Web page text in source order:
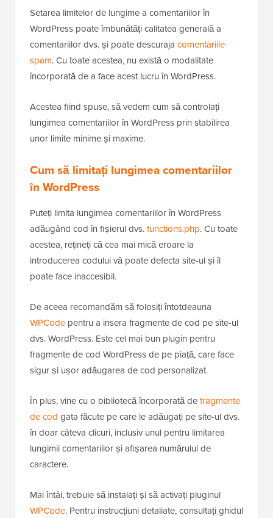
Setarea limitelor de lungime a comentariilor în
WordPress poate îmbunătăți calitatea generală a
comentariilor dvs. și poate descuraja comentariile
spam. Cu toate acestea, nu există o modalitate
încorporată de a face acest lucru în WordPress.
Acestea fiind spuse, să vedem cum să controlați
lungimea comentariilor în WordPress prin stabilirea
unor limite minime și maxime.
Cum să limitați lungimea comentariilor
în WordPress
Puteți limita lungimea comentariilor în WordPress
adăugând cod în fișierul dvs.functions.php. Cu toate
acestea, rețineți că cea mai mică eroare la
introducerea codului vă poate defecta site-ul și îl
poate face inaccesibil.
De aceea recomandăm să folosiți întotdeauna
WPCode pentru a insera fragmente de cod pe site-ul
dvs. WordPress. Este cel mai bun plugin pentru
fragmente de cod WordPress de pe piață, care face
sigur și ușor adăugarea de cod personalizat.
În plus, vine cu o bibliotecă încorporată defragmente
de cod gata făcute pe care le adăugați pe site-ul dvs.
în doar câteva clicuri, inclusiv unul pentru limitarea
lungimii comentariilor și afișarea numărului de
caractere.
Mai întâi, trebuie să instalați și să activați pluginul
WPCode. Pentru instrucțiuni detaliate, consultați ghidul